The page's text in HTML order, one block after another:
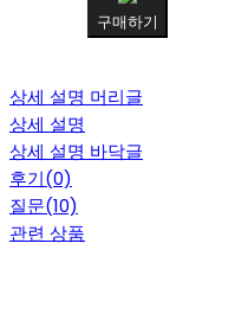
구매하기
상세 설명 머리글
상세 설명
상세 설명 바닥글
후기(0)
질문(10)
관련 상품